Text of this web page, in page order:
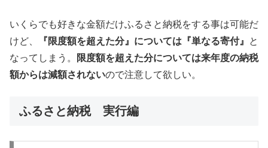
いくらでも好きな金額だけふるさと納税をする事は可能だ
けど、
『限度額を超えた分』については『単なる寄付』
と
なってしまう。
限度額を超えた分については来年度の納税
額からは減額されないので注意して欲しい。
ふるさと納税 実行編